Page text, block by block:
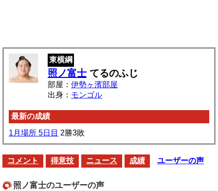
東横綱
照ノ富士 てるのふじ
部屋： 伊勢ヶ濱部屋
出身： モンゴル
最新の成績
1月場所 5日目 2勝3敗
コメント 得意技 ニュース 成績 ユーザーの声
照ノ富士のユーザーの声